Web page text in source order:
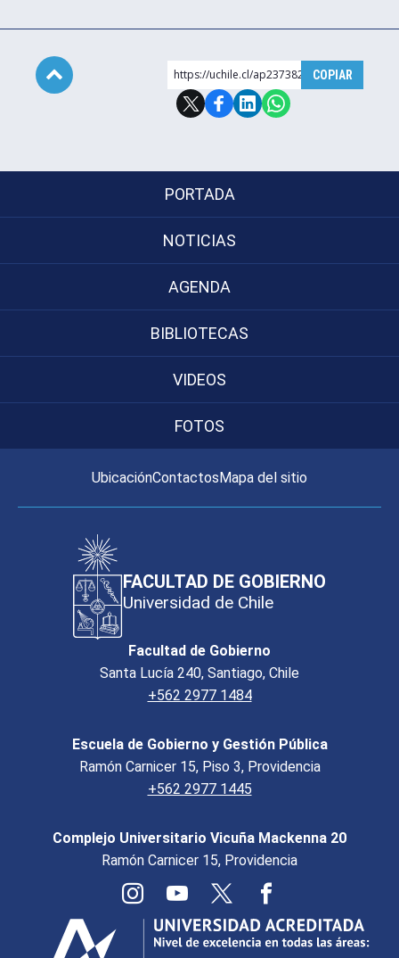
https://uchile.cl/ap237382 COPIAR
PORTADA
NOTICIAS
AGENDA
BIBLIOTECAS
VIDEOS
FOTOS
UbicaciónContactos Mapa del sitio
FACULTAD DE GOBIERNO
Universidad de Chile
Facultad de Gobierno
Santa Lucía 240, Santiago, Chile
+562 2977 1484
Escuela de Gobierno y Gestión Pública
Ramón Carnicer 15, Piso 3, Providencia
+562 2977 1445
Complejo Universitario Vicuña Mackenna 20
Ramón Carnicer 15, Providencia